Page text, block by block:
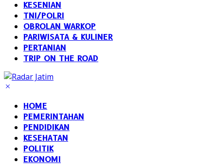
KESENIAN
TNI/POLRI
OBROLAN WARKOP
PARIWISATA & KULINER
PERTANIAN
TRIP ON THE ROAD
HOME
PEMERINTAHAN
PENDIDIKAN
KESEHATAN
POLITIK
EKONOMI